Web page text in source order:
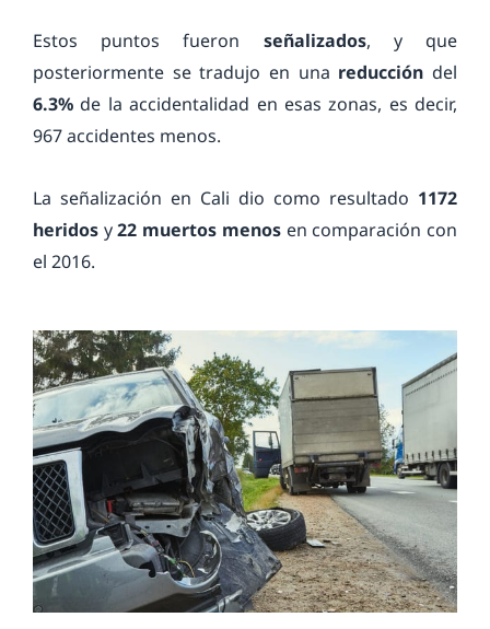
Estos puntos fueron señalizados, y que
posteriormente se tradujo en una reducción del
6.3% de la accidentalidad en esas zonas, es decir,
967 accidentes menos.
La señalización en Cali dio como resultado 1172
heridos y22 muertos menosen comparación con
el 2016.